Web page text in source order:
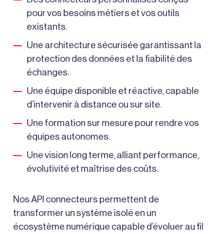
pour vos besoins métiers et vos outils
existants.
Une architecture sécurisée garantissant la
protection des données et la fiabilité des
échanges.
Une équipe disponible et réactive, capable
d’intervenir à distance ou sur site.
Une formation sur mesure pour rendre vos
équipes autonomes.
Une vision long terme, alliant performance,
évolutivité et maîtrise des coûts.
Nos API connecteurs permettent de
transformer un système isolé en un
écosystème numérique capable d’évoluer au fil